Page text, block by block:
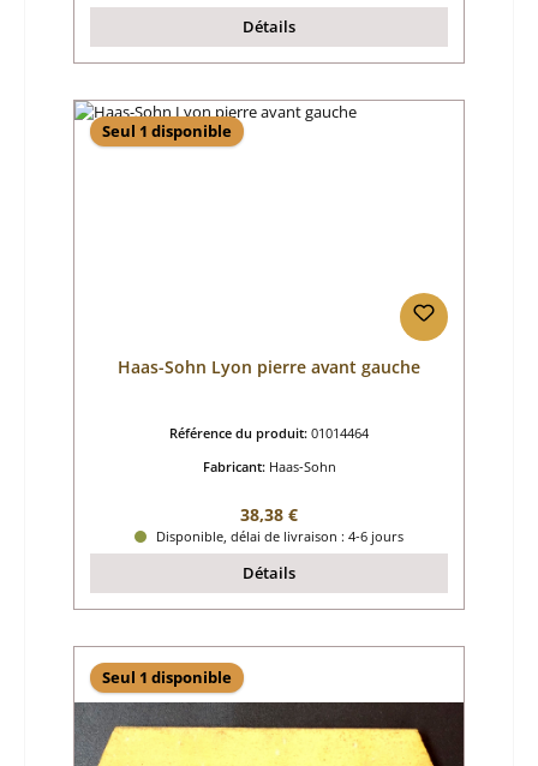
Détails
Seul 1 disponible
Haas-Sohn Lyon pierre avant gauche
Référence du produit: 01014464
Fabricant: Haas-Sohn
Prix régulier :
38,38 €
Disponible, délai de livraison : 4-6 jours
Détails
Seul 1 disponible